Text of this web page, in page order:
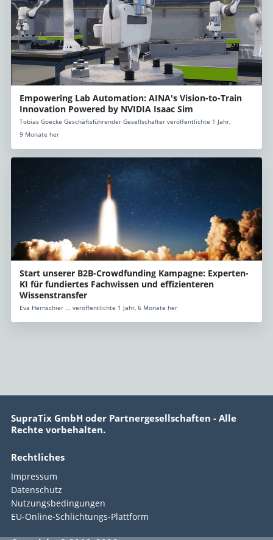
Empowering Lab Automation: AINA's Vision-to-Train
Innovation Powered by NVIDIA Isaac Sim
Tobias Goecke Geschäftsführender Gesellschafter veröffentlichte 1 Jahr,
9 Monate her
Start unserer B2B-Crowdfunding Kampagne: Experten-
KI für fundiertes Fachwissen und effizienteren
Wissenstransfer
Eva Hernschier ... veröffentlichte 1 Jahr, 6 Monate her
SupraTix GmbH oder Partnergesellschaften - Alle
Rechte vorbehalten.
Rechtliches
Impressum
Datenschutz
Nutzungsbedingungen
EU-Online-Schlichtungs-Plattform